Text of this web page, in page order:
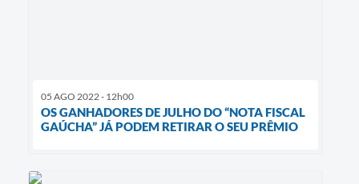
05 AGO 2022 - 12h00
OS GANHADORES DE JULHO DO “NOTA FISCAL
GAÚCHA” JÁ PODEM RETIRAR O SEU PRÊMIO